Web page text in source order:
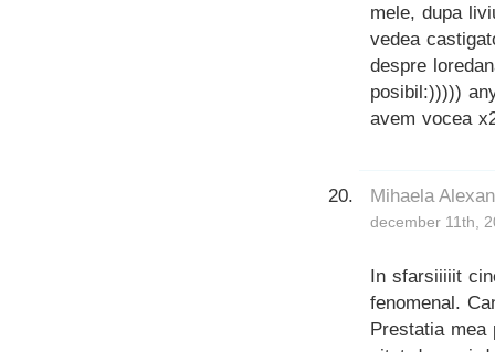
mele, dupa
vedea
despre
posibil:)))))
avem vocea
Mihaela
december 11th,
In sfarsiiiiit
fenomenal.
Prestatia mea